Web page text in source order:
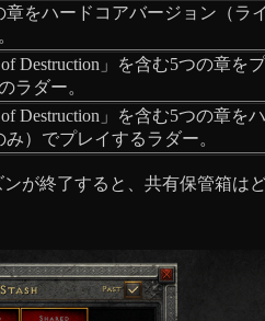
章をハードコアバージョン（ラ
Destruction」を含む5つの章を
ラダー。
Destruction」を含む5つの章を
）でプレイするラダー。
が終了すると、共有保管箱は